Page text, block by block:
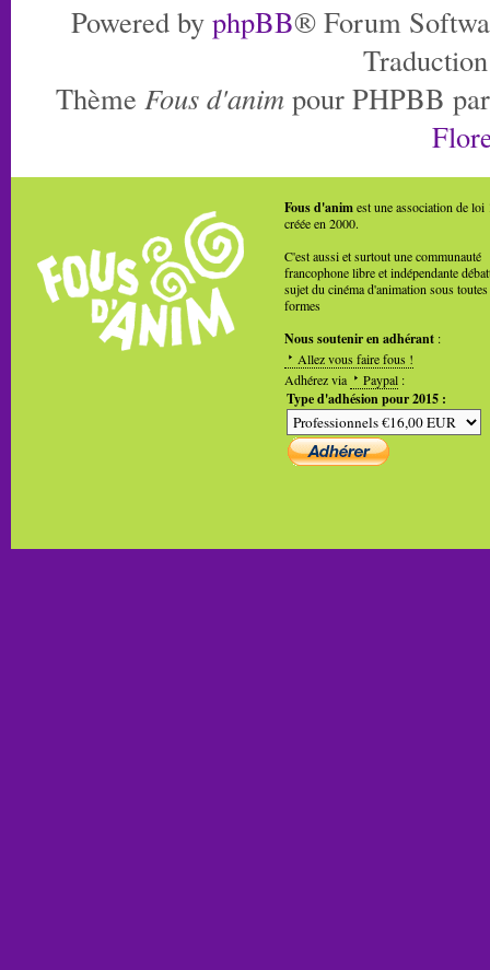
Powered by phpBB® Forum
Thème Fous d'anim pour PHPBB
Fous d'animest une association de loi
créée en 2000.
C'est aussi et surtout une communauté
francophone libre et indépendante
sujet du cinéma d'animation sous toutes
formes
Nous soutenir en adhérant :
Allez vous faire fous !
Adhérez via
Paypal :
Type d'adhésion pour 2015 :